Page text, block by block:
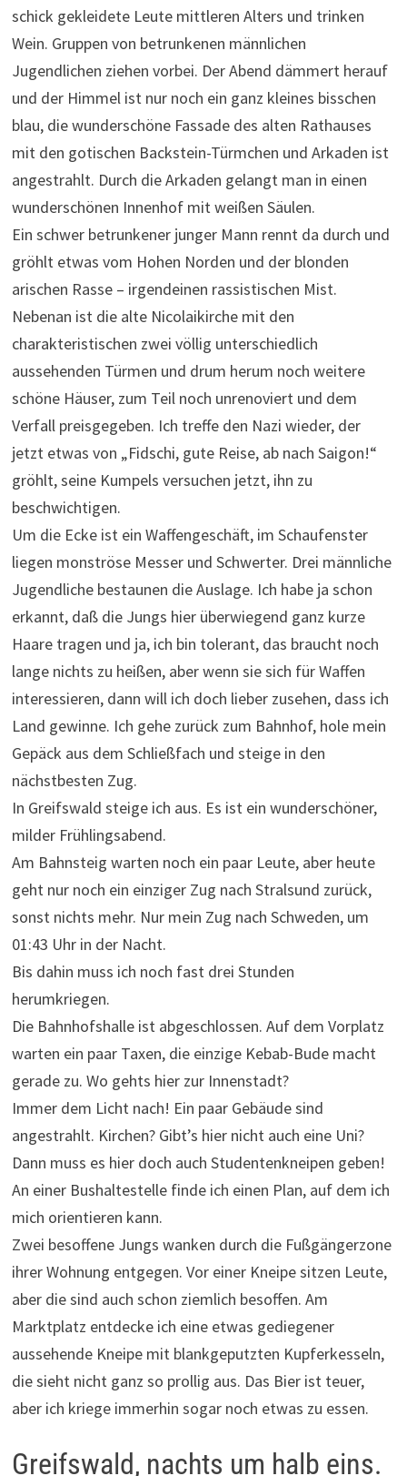
schick gekleidete Leute mittleren Alters und trinken
Wein. Gruppen von betrunkenen männlichen
Jugendlichen ziehen vorbei. Der Abend dämmert herauf
und der Himmel ist nur noch ein ganz kleines bisschen
blau, die wunderschöne Fassade des alten Rathauses
mit den gotischen Backstein-Türmchen und Arkaden ist
angestrahlt. Durch die Arkaden gelangt man in einen
wunderschönen Innenhof mit weißen Säulen.
Ein schwer betrunkener junger Mann rennt da durch und
gröhlt etwas vom Hohen Norden und der blonden
arischen Rasse – irgendeinen rassistischen Mist.
Nebenan ist die alte Nicolaikirche mit den
charakteristischen zwei völlig unterschiedlich
aussehenden Türmen und drum herum noch weitere
schöne Häuser, zum Teil noch unrenoviert und dem
Verfall preisgegeben. Ich treffe den Nazi wieder, der
jetzt etwas von „Fidschi, gute Reise, ab nach Saigon!“
gröhlt, seine Kumpels versuchen jetzt, ihn zu
beschwichtigen.
Um die Ecke ist ein Waffengeschäft, im Schaufenster
liegen monströse Messer und Schwerter. Drei männliche
Jugendliche bestaunen die Auslage. Ich habe ja schon
erkannt, daß die Jungs hier überwiegend ganz kurze
Haare tragen und ja, ich bin tolerant, das braucht noch
lange nichts zu heißen, aber wenn sie sich für Waffen
interessieren, dann will ich doch lieber zusehen, dass ich
Land gewinne. Ich gehe zurück zum Bahnhof, hole mein
Gepäck aus dem Schließfach und steige in den
nächstbesten Zug.
In Greifswald steige ich aus. Es ist ein wunderschöner,
milder Frühlingsabend.
Am Bahnsteig warten noch ein paar Leute, aber heute
geht nur noch ein einziger Zug nach Stralsund zurück,
sonst nichts mehr. Nur mein Zug nach Schweden, um
01:43 Uhr in der Nacht.
Bis dahin muss ich noch fast drei Stunden
herumkriegen.
Die Bahnhofshalle ist abgeschlossen. Auf dem Vorplatz
warten ein paar Taxen, die einzige Kebab-Bude macht
gerade zu. Wo gehts hier zur Innenstadt?
Immer dem Licht nach! Ein paar Gebäude sind
angestrahlt. Kirchen? Gibt’s hier nicht auch eine Uni?
Dann muss es hier doch auch Studentenkneipen geben!
An einer Bushaltestelle finde ich einen Plan, auf dem ich
mich orientieren kann.
Zwei besoffene Jungs wanken durch die Fußgängerzone
ihrer Wohnung entgegen. Vor einer Kneipe sitzen Leute,
aber die sind auch schon ziemlich besoffen. Am
Marktplatz entdecke ich eine etwas gediegener
aussehende Kneipe mit blankgeputzten Kupferkesseln,
die sieht nicht ganz so prollig aus. Das Bier ist teuer,
aber ich kriege immerhin sogar noch etwas zu essen.
Greifswald, nachts um halb eins.